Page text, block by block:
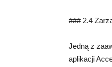
### 2.4
Jedną z
aplikacji